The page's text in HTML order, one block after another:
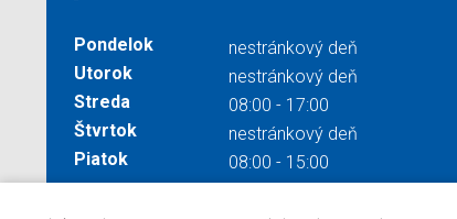
Pondelok
nestránkový deň
Utorok
nestránkový deň
Streda
08:00 - 17:00
Štvrtok
nestránkový deň
Piatok
08:00 - 15:00